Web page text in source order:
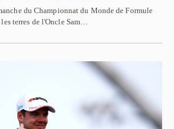
du Championnat du Monde de Formule
terres de l'Oncle Sam…